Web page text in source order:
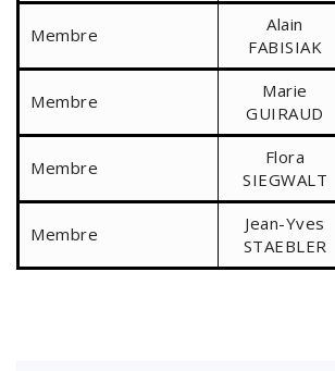
Membre
Alain
FABISIAK
Membre
Marie
GUIRAUD
Membre
Flora
SIEGWALT
Membre
Jean-Yves
STAEBLER